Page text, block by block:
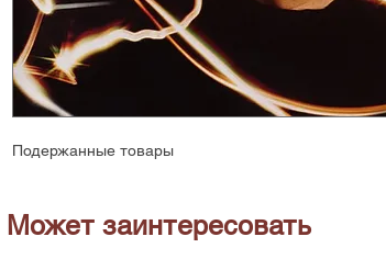
Подержанные товары
Может заинтересовать